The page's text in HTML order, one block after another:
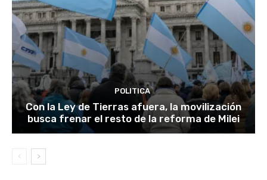
POLITICA
Con la Ley de Tierras afuera, la movilización
busca frenar el resto de la reforma de Milei